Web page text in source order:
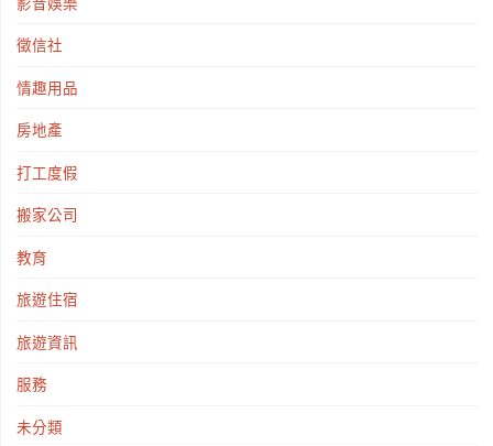
徵信社
情趣用品
房地產
打工度假
搬家公司
教育
旅遊住宿
旅遊資訊
服務
未分類